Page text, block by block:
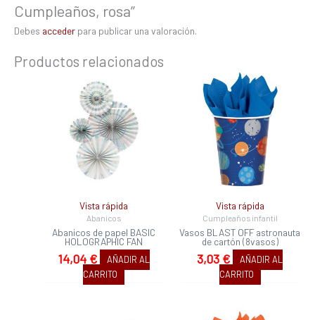
Cumpleaños, rosa”
Debes acceder para publicar una valoración.
Productos relacionados
Vista rápida
Abanicos
Abanicos de papel BASIC
HOLOGRAPHIC FAN
14,04 €
AÑADIR AL
CARRITO
Vista rápida
Cumpleaños infantil
Vasos BLAST OFF astronauta
de cartón (8vasos)
3,03 €
AÑADIR AL
CARRITO